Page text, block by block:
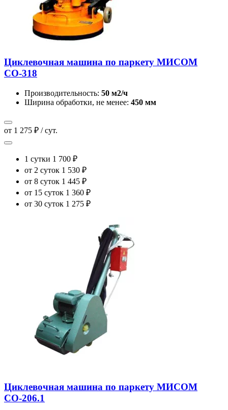
Циклевочная машина по паркету МИСОМ
СО-318
Производительность: 50 м2/ч
Ширина обработки, не менее: 450 мм
от 1 275 ₽ / сут.
1 сутки 1 700 ₽
от 2 суток 1 530 ₽
от 8 суток 1 445 ₽
от 15 суток 1 360 ₽
от 30 суток 1 275 ₽
Циклевочная машина по паркету МИСОМ
СО-206.1